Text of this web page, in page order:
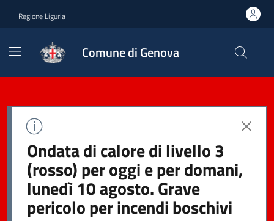
Regione Liguria
Comune di Genova
Ondata di calore di livello 3
(rosso) per oggi e per domani,
lunedì 10 agosto. Grave
pericolo per incendi boschivi